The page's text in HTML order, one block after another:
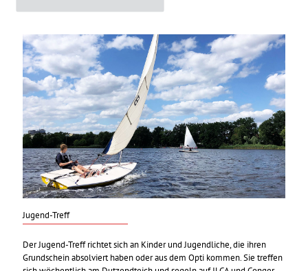
Jugend-Treff
Der Jugend-Treff richtet sich an Kinder und Jugendliche, die ihren
Grundschein absolviert haben oder aus dem Opti kommen. Sie treffen